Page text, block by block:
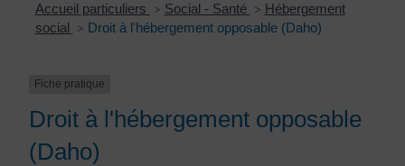
Accueil particuliers > Social - Santé >
Hébergement
social
> Droit à l'hébergement opposable (Daho)
Fiche pratique
Droit à l'hébergement opposable
(Daho)